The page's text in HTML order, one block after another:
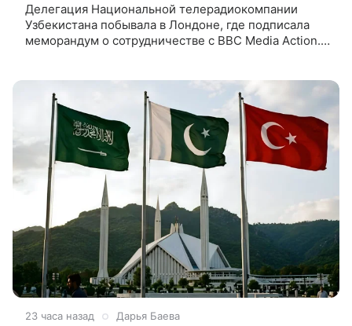
Делегация Национальной телерадиокомпании
Узбекистана побывала в Лондоне, где подписала
меморандум о сотрудничестве с BBC Media Action.
23 часа назад Дарья Баева